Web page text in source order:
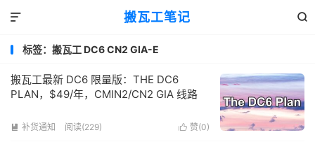
搬瓦工笔记 

标签：搬瓦工 DC6 CN2 GIA-E
搬瓦工最新 DC6 限量版：THE DC6
PLAN，$49/年，CMIN2/CN2 GIA 线路
 补货通知 阅读(229)  赞(0)